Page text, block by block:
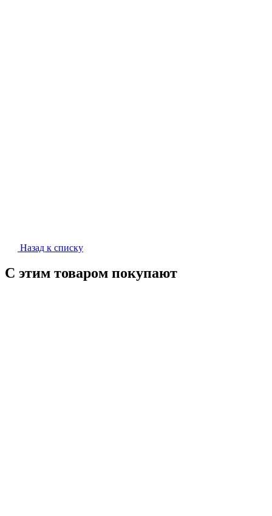
Назад к списку
С этим товаром покупают